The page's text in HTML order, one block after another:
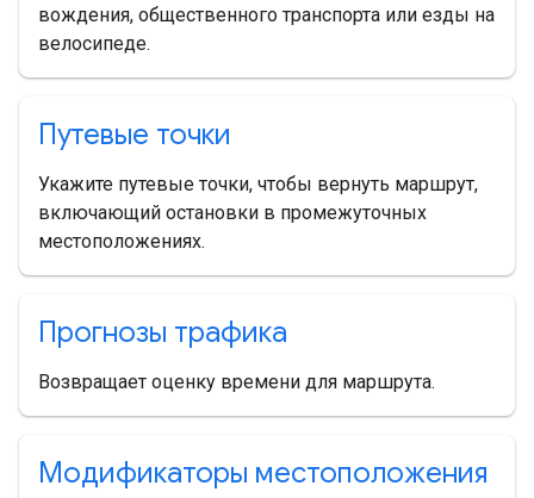
вождения, общественного транспорта или езды на
велосипеде.
Путевые точки
Укажите путевые точки, чтобы вернуть маршрут,
включающий остановки в промежуточных
местоположениях.
Прогнозы трафика
Возвращает оценку времени для маршрута.
Модификаторы местоположения